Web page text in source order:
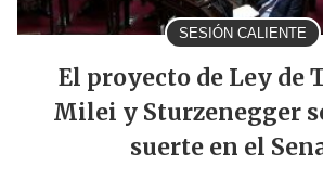
SESIÓN CALIENTE
El proyecto de Ley de
Milei y Sturzenegger
suerte en el